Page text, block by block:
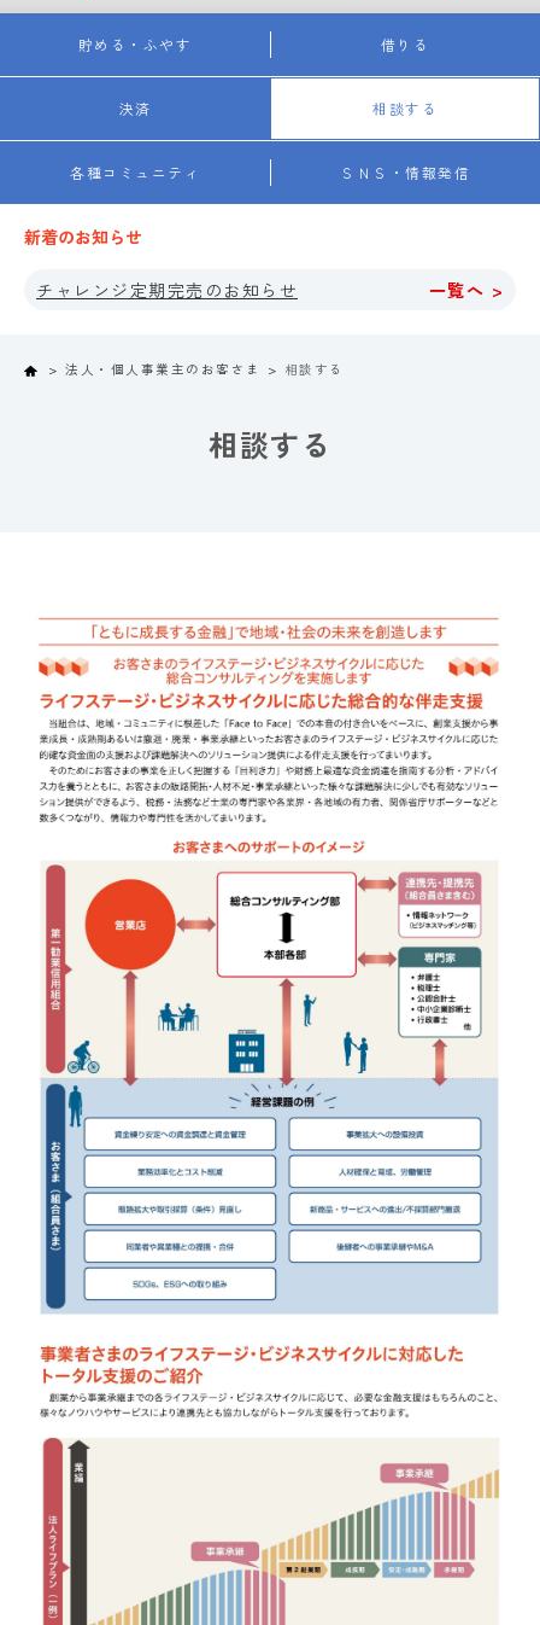
貯める・ふやす 借りる
決済 相談する
各種コミュニティ ＳＮＳ・情報発信
新着のお知らせ
チャレンジ定期完売のお知らせ 一覧へ >
Home法人・個人事業主のお客さま 相談する
相談する